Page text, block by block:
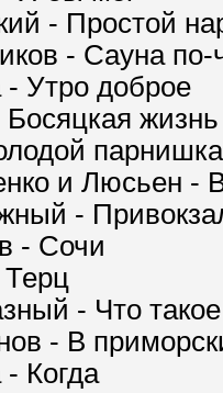
- Простой
- Сауна по-
Утро доброе
Босяцкая жизнь
парнишка
и Люсьен -
-
- Сочи
- Что
- В
Когда